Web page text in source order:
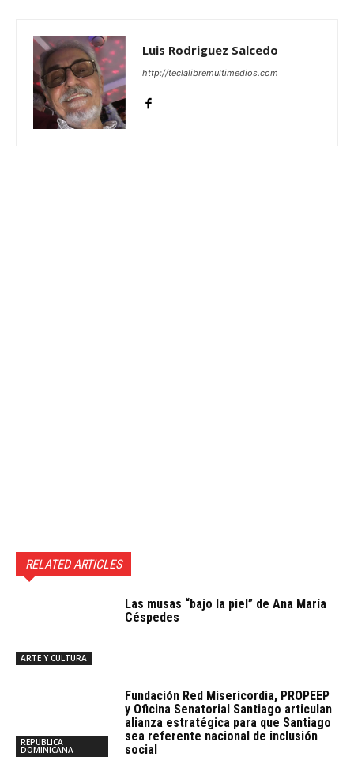
Luis Rodriguez Salcedo
http://teclalibremultimedios.com
RELATED ARTICLES
ARTE Y CULTURA
Las musas “bajo la piel” de Ana María
Céspedes
REPUBLICA
DOMINICANA
Fundación Red Misericordia, PROPEEP
y Oficina Senatorial Santiago articulan
alianza estratégica para que Santiago
sea referente nacional de inclusión
social